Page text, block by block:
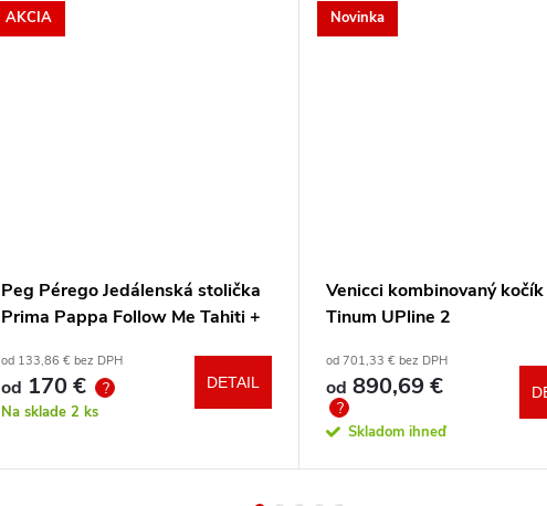
AKCIA
Peg Pérego Jedálenská stolička
Prima Pappa Follow Me Tahiti +
od 133,86 € bez DPH
od 170 € ?
Na sklade 2 ks
DETAIL
Novinka
Venicci kombinovaný kočík
Tinum UPline 2
od 701,33 € bez DPH
od 890,69 €
?
Skladom ihneď